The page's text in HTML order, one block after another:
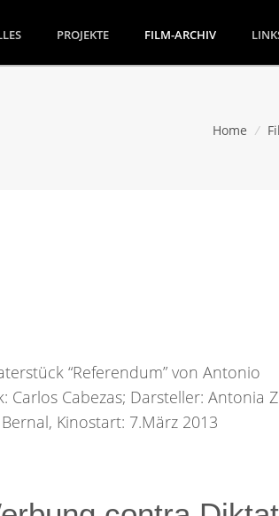
PROJEKTE FILM-ARCHIV
Home /
“Referendum” von Antonio
Cabezas; Darsteller: Antonia
Kinostart: 7.März 2013